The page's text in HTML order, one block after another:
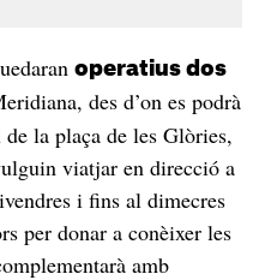
operatius dos
des d’on es podrà
la plaça de les Glòries,
viatjar en direcció a
i fins al dimecres
per donar a conèixer les
amb